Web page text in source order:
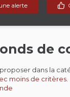
alerte
de
dans la
moins de critères.